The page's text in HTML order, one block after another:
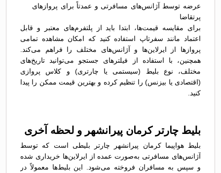
عرضه توسط آژانس‌های مسافرتی و عمدتاً برای پروازهای
پرتقاضا
برای مقایسه قیمت‌ها، ابتدا باید از پلتفرم‌های معتبر و قابل
اعتماد مانند سفرتاپ استفاده کنید که امکان مشاهده تمامی
پروازها از ایرلاین‌ها و آژانس‌های مختلف را فراهم می‌کند.
همچنین، با استفاده از فیلترهای جستجو می‌توانید تاریخ‌های
مختلف، نوع بلیط (سیستمی یا چارتری) و کلاس پروازی
(اقتصادی یا بیزنس) را تنظیم کرده و بهترین قیمت ممکن را پیدا
کنید.
بلیط چارتر کرمان پیرانشهر و لحظه آخری
بلیط هواپیما کرمان پیرانشهر چارتر بلیطی است که توسط
آژانس‌های مسافرتی به‌صورت عمده از ایرلاین‌ها خریداری شده
و سپس به مسافران فروخته می‌شود. این بلیط‌ها معمولاً در